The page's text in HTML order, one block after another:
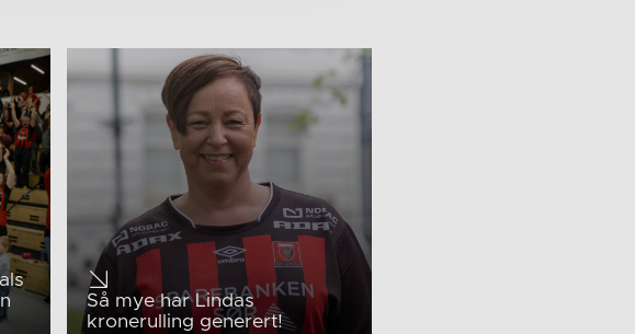
Så mye har Lindas
kronerulling generert!